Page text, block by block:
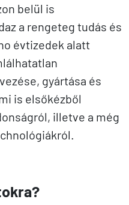
belül is
a rengeteg tudás és
évtizedek alatt
gyártása és
is elsőkézből
illetve a még